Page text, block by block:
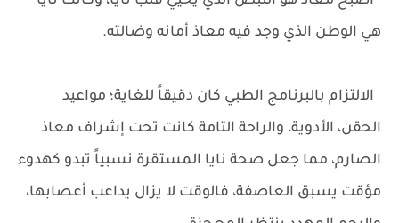
هي الوطن الذي وجد فيه معاذ أمانه وضالته.
الالتزام بالبرنامج الطبي كان دقيقاً للغاية؛ مواعيد
الحقن، الأدوية، والراحة التامة كانت تحت إشراف معاذ
الصارم، مما جعل صحة نايا المستقرة نسبياً تبدو كهدوء
مؤقت يسبق العاصفة، فالوقت لا يزال يداعب أعصابها،